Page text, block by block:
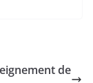
de